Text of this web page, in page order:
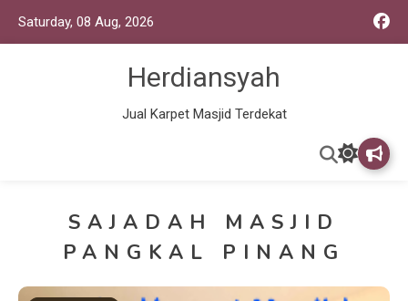
Saturday, 08 Aug, 2026
Herdiansyah
Jual Karpet Masjid Terdekat
SAJADAH MASJID
PANGKAL PINANG